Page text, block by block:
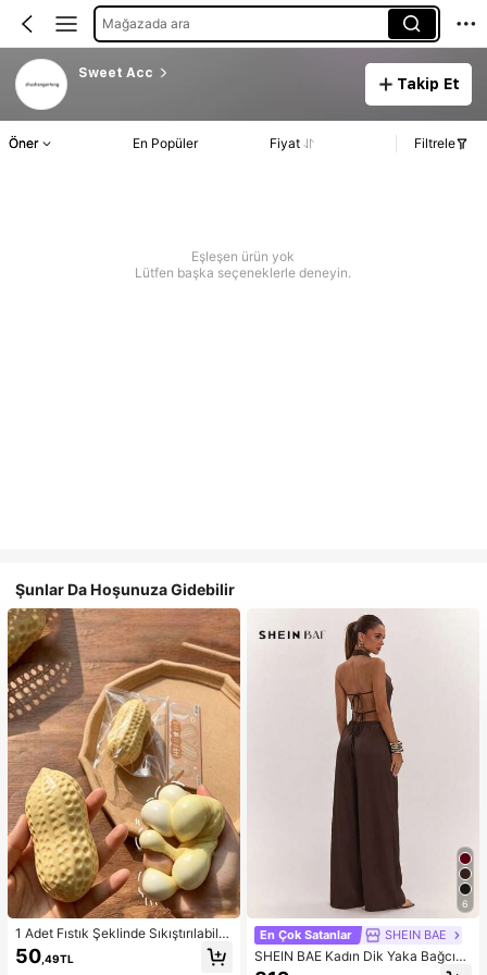
Mağazada ara
Sweet Acc
Takip Et
Öner En Popüler Fiyat Filtrele
Eşleşen ürün yok
Lütfen başka seçeneklerle deneyin.
Şunlar Da Hoşunuza Gidebilir
1 Adet Fıstık Şeklinde Sıkıştırılabilir
Stres Oyuncağı, Ofis Rahatlaması v
e Parti Etkileşimi İçin Uygun, Doğu
50 ,49TL
6
En Çok Satanlar SHEIN BAE
SHEIN BAE Kadın Dik Yaka Bağcıklı
Günlük Düz Renk Moda Takımı, Ra